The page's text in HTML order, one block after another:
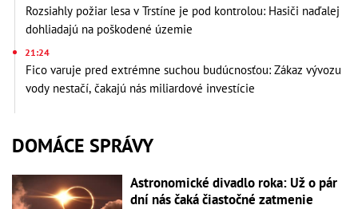
Rozsiahly požiar lesa v Trstíne je pod kontrolou: Hasiči naďalej
dohliadajú na poškodené územie
21:24
Fico varuje pred extrémne suchou budúcnosťou: Zákaz vývozu
vody nestačí, čakajú nás miliardové investície
DOMÁCE SPRÁVY
Astronomické divadlo roka: Už o pár
dní nás čaká čiastočné zatmenie